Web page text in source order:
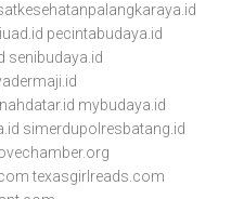
pecintabudaya.id
senibudaya.id
mybudaya.id
simerdupolresbatang.id
texasgirlreads.com